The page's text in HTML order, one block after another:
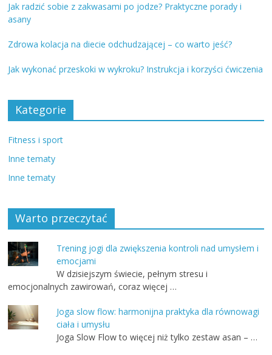
Jak radzić sobie z zakwasami po jodze? Praktyczne porady i
asany
Zdrowa kolacja na diecie odchudzającej – co warto jeść?
Jak wykonać przeskoki w wykroku? Instrukcja i korzyści ćwiczenia
Kategorie
Fitness i sport
Inne tematy
Inne tematy
Warto przeczytać
Trening jogi dla zwiększenia kontroli nad umysłem i
emocjami
W dzisiejszym świecie, pełnym stresu i
emocjonalnych zawirowań, coraz więcej …
Joga slow flow: harmonijna praktyka dla równowagi
ciała i umysłu
Joga Slow Flow to więcej niż tylko zestaw asan – …